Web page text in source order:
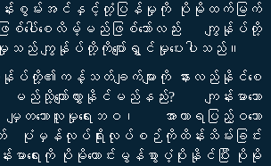
းစွမ်းအင်နှင့်တုံ့ပြန်မှုကို ပိုမိုထက်မြက်
စ်ပေါ်စေလိမ့်မည်ဖြစ်သော်လည်း ကျွန်ုပ်တို့
မှုသည် ကျွန်ုပ်တို့ကိုပျော်ရွှင်မှုပေးပါသည်။
ပ်တို့၏ကန့်သတ်ချက်များကို နားလည်နိုင်စေ
ကျော်လွှားနိုင်မည်နည်း? ကျန်းမာသော
တသောလူမှုရေးဘဝ၊ အာဟာရပြည့်ဝသော
ပုံမှန်လုပ်ရိုးလုပ်စဉ်ကိုထိန်းသိမ်းခြင်း
မာရေးကို ပိုမိုကောင်းမွန်စွာပံ့ပိုးနိုင်ပြီး ပိုမို